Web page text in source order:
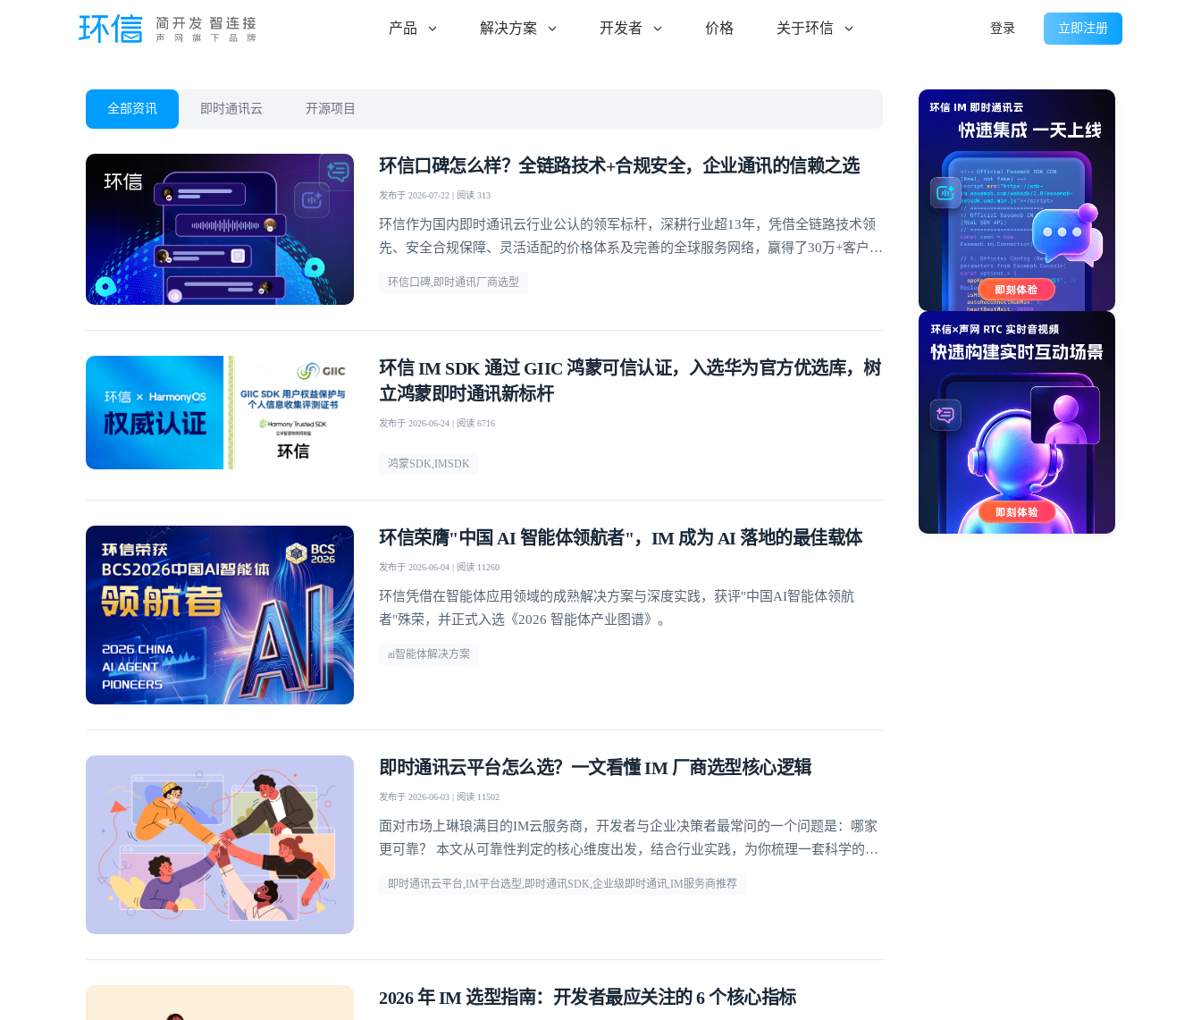
产品 解决方案 开发者 价格 关于环信 登录 立即注册
全部资讯 即时通讯云 开源项目
环信口碑怎么样？全链路技术+合规安全，企业通讯的信赖之选
发布于 2026-07-22 | 阅读 313
环信作为国内即时通讯云行业公认的领军标杆，深耕行业超13年，凭借全链路技术领
先、安全合规保障、灵活适配的价格体系及完善的全球服务网络，赢得了30万+客户的
环信口碑,即时通讯厂商选型
环信 IM SDK 通过 GIIC 鸿蒙可信认证，入选华为官方优选库，树
立鸿蒙即时通讯新标杆
发布于 2026-06-24 | 阅读 6716
鸿蒙SDK,IMSDK
环信荣膺"中国 AI 智能体领航者"，IM 成为 AI 落地的最佳载体
发布于 2026-06-04 | 阅读 11260
环信凭借在智能体应用领域的成熟解决方案与深度实践，获评"中国AI智能体领航
者"殊荣，并正式入选《2026 智能体产业图谱》。
ai智能体解决方案
即时通讯云平台怎么选？一文看懂 IM 厂商选型核心逻辑
发布于 2026-06-03 | 阅读 11502
面对市场上琳琅满目的IM云服务商，开发者与企业决策者最常问的一个问题是：哪家
更可靠？ 本文从可靠性判定的核心维度出发，结合行业实践，为你梳理一套科学的选
即时通讯云平台,IM平台选型,即时通讯SDK,企业级即时通讯,IM服务商推荐
2026 年 IM 选型指南：开发者最应关注的 6 个核心指标